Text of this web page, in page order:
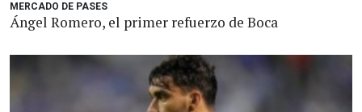
MERCADO DE PASES
Ángel Romero, el primer refuerzo de Boca